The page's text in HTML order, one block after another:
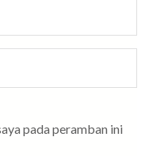
pada peramban ini